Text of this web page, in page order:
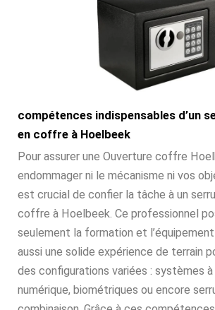
compétences indispensables d’un
en coffre à Hoelbeek
Pour assurer une Ouverture coffre
endommager ni le mécanisme ni vos
est crucial de confier la tâche à un
coffre à Hoelbeek. Ce professionnel
seulement la formation et
aussi une solide expérience de terrain
des configurations variées : systèmes
numérique, biométriques ou encore